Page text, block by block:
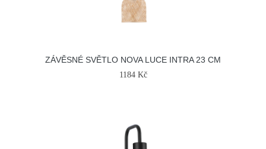
ZÁVĚSNÉ SVĚTLO NOVA LUCE INTRA 23 CM
1184 Kč